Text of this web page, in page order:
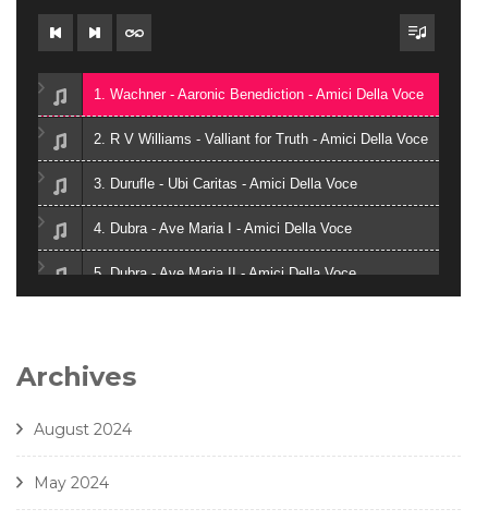
1. Wachner - Aaronic Benediction - Amici Della Voce
2. R V Williams - Valliant for Truth - Amici Della Voce
3. Durufle - Ubi Caritas - Amici Della Voce
4. Dubra - Ave Maria I - Amici Della Voce
5. Dubra - Ave Maria II - Amici Della Voce
Archives
August 2024
May 2024